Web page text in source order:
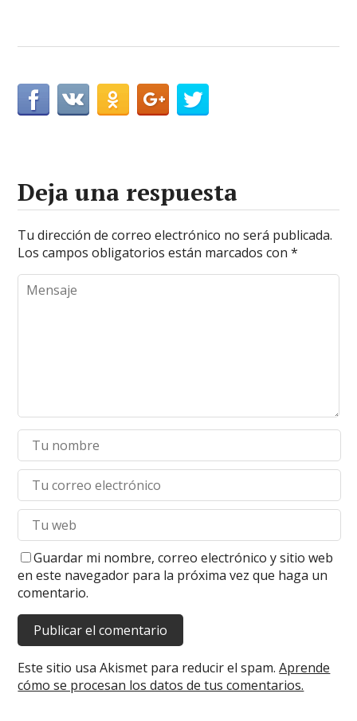
Deja una respuesta
Tu dirección de correo electrónico no será publicada.
Los campos obligatorios están marcados con*
Guardar mi nombre, correo electrónico y sitio web
en este navegador para la próxima vez que haga un
comentario.
Este sitio usa Akismet para reducir el spam.Aprende
cómo se procesan los datos de tus comentarios.